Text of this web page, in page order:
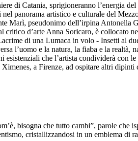
di Catania, sprigioneranno l’energia
panorama artistico e culturale del
Marì, pseudonimo dell’irpina
critico d’arte Anna Soricaro, è collocato
di una Lumaca in volo - Insetti al
l’uomo e la natura, la fiaba e la
esistenziali che l’artista condividerà con
a Firenze, ad ospitare altri
bisogna che tutto cambi”, parole che
cristallizzandosi in un emblema di